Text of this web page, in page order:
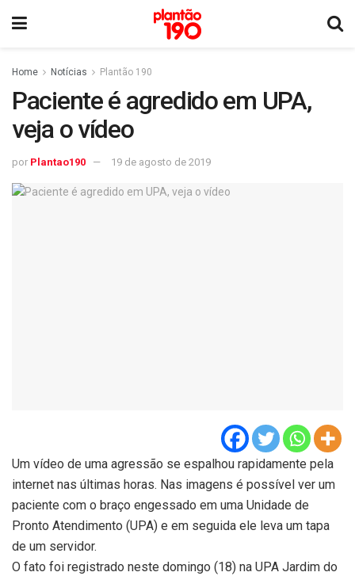
Home Notícias Plantão 190
Paciente é agredido em UPA,
veja o vídeo
por Plantao190 19 de agosto de 2019
Um vídeo de uma agressão se espalhou rapidamente pela
internet nas últimas horas. Nas imagens é possível ver um
paciente com o braço engessado em uma Unidade de
Pronto Atendimento (UPA) e em seguida ele leva um tapa
de um servidor.
O fato foi registrado neste domingo (18) na UPA Jardim do